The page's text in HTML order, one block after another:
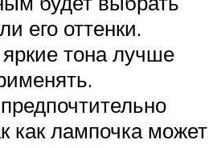
его оттенки.
тона лучше
как лампочка может